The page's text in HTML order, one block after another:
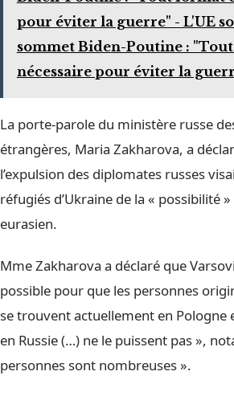
pour éviter la guerre" - L'UE
sommet Biden-Poutine :
nécessaire pour éviter la
La porte-parole du ministère russe
étrangères, Maria Zakharova, a
l’expulsion des diplomates russes
réfugiés d’Ukraine de la « possibilité
eurasien.
Mme Zakharova a déclaré que
possible pour que les personnes
se trouvent actuellement en Pologne
en Russie (…) ne le puissent pas »,
personnes sont nombreuses ».